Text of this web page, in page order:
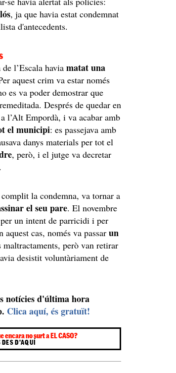
, ja que havia estat condemnat
d'antecedents.
de l’Escala haviamatat una
aquest crim va estar només
es va poder demostrar que
Després de quedar en
l’Alt Empordà, i va acabar amb
el municipi: es passejava amb
danys materials per tot el
, però, i el jutge va decretar
la condemna, va tornar a
el seu pare. El novembre
un intent de parricidi i per
aquest cas, només va passar un
maltractaments, però van retirar
desistit voluntàriament de
notícies d'última hora
Clica aquí, és gratuït!
encara no surt a EL CASO?
D'AQUÍ